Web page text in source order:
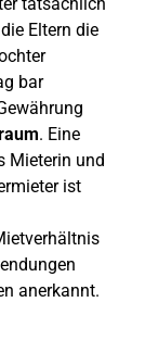
Eltern die
bar
. Eine
Mieterin und
ist
anerkannt.